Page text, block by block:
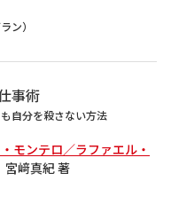
ン）
事術
自分を殺さない方法
モンテロ／ラファエル・
宮﨑真紀 著